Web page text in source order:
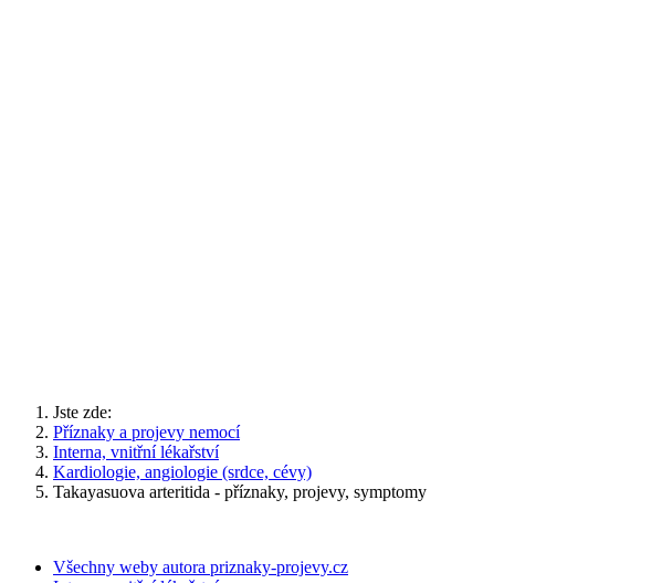
Jste zde:
Příznaky a projevy nemocí
Interna, vnitřní lékařství
Kardiologie, angiologie (srdce, cévy)
Takayasuova arteritida - příznaky, projevy, symptomy
Všechny weby autora priznaky-projevy.cz